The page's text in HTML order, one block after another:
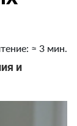
≈ 3 мин.
и